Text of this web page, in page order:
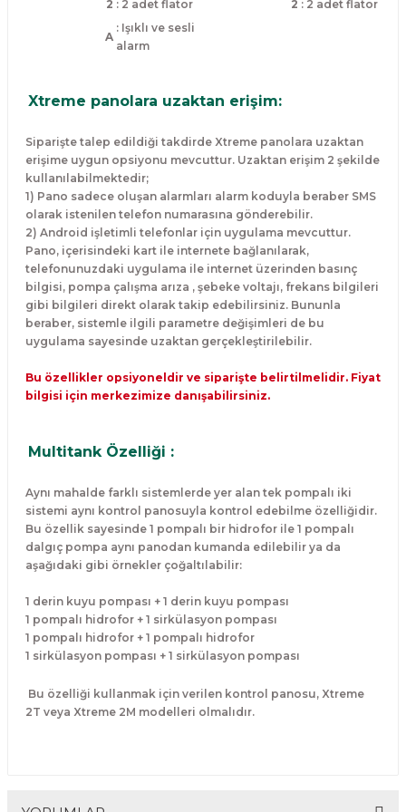
2 : 2 adet flator 2 : 2 adet flator
A
: Işıklı ve sesli
alarm
Xtreme panolara uzaktan erişim:
Siparişte talep edildiği takdirde Xtreme panolara uzaktan
erişime uygun opsiyonu mevcuttur. Uzaktan erişim 2 şekilde
kullanılabilmektedir;
1) Pano sadece oluşan alarmları alarm koduyla beraber SMS
olarak istenilen telefon numarasına gönderebilir.
2) Android işletimli telefonlar için uygulama mevcuttur.
Pano, içerisindeki kart ile internete bağlanılarak,
telefonunuzdaki uygulama ile internet üzerinden basınç
bilgisi, pompa çalışma arıza , şebeke voltajı, frekans bilgileri
gibi bilgileri direkt olarak takip edebilirsiniz. Bununla
beraber, sistemle ilgili parametre değişimleri de bu
uygulama sayesinde uzaktan gerçekleştirilebilir.
Bu özellikler opsiyoneldir ve siparişte belirtilmelidir. Fiyat
bilgisi için merkezimize danışabilirsiniz.
Multitank Özelliği :
Aynı mahalde farklı sistemlerde yer alan tek pompalı iki
sistemi aynı kontrol panosuyla kontrol edebilme özelliğidir.
Bu özellik sayesinde 1 pompalı bir hidrofor ile 1 pompalı
dalgıç pompa aynı panodan kumanda edilebilir ya da
aşağıdaki gibi örnekler çoğaltılabilir:
1 derin kuyu pompası + 1 derin kuyu pompası
1 pompalı hidrofor + 1 sirkülasyon pompası
1 pompalı hidrofor + 1 pompalı hidrofor
1 sirkülasyon pompası + 1 sirkülasyon pompası
Bu özelliği kullanmak için verilen kontrol panosu, Xtreme
2T veya Xtreme 2M modelleri olmalıdır.